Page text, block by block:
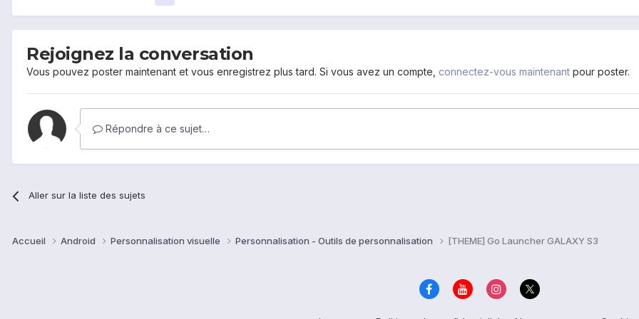
Rejoignez la conversation
Vous pouvez poster maintenant et vous enregistrez plus tard. Si vous avez un compte, connectez-vous maintenant pour poster.
Répondre à ce sujet…
Aller sur la liste des sujets
Accueil Android Personnalisation visuelle Personnalisation - Outils de personnalisation [THEME] Go Launcher GALAXY S3